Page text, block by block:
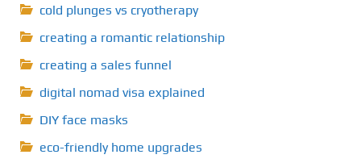
cold plunges vs cryotherapy
creating a romantic relationship
creating a sales funnel
digital nomad visa explained
DIY face masks
eco-friendly home upgrades